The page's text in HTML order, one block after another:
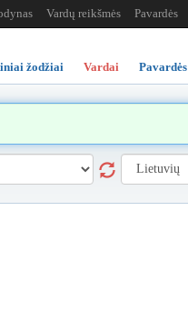
Vardų reikšmės Pavardės
žodžiai Vardai Pavardės